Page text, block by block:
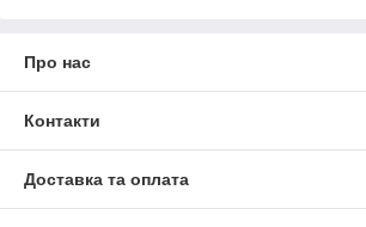
Про нас
Контакти
Доставка та оплата